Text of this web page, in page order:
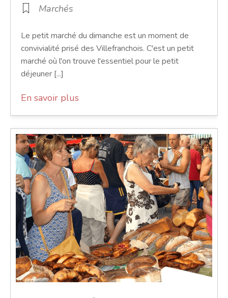
Marchés
Le petit marché du dimanche est un moment de
convivialité prisé des Villefranchois. C'est un petit
marché où l'on trouve l'essentiel pour le petit
déjeuner [...]
En savoir plus